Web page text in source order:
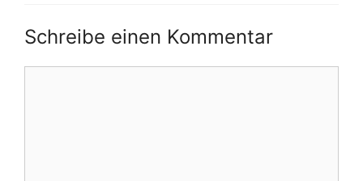
Schreibe einen Kommentar